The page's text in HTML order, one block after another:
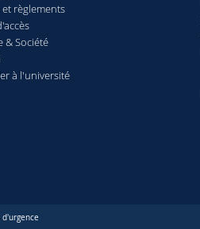
et règlements
& Société
à l'université